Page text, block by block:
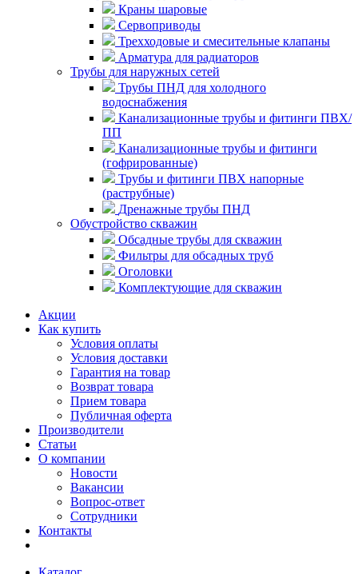
Краны шаровые
Сервоприводы
Трехходовые и смесительные клапаны
Арматура для радиаторов
Трубы для наружных сетей
Трубы ПНД для холодного
водоснабжения
Канализационные трубы и фитинги ПВХ/
ПП
Канализационные трубы и фитинги
(гофрированные)
Трубы и фитинги ПВХ напорные
(раструбные)
Дренажные трубы ПНД
Обустройство скважин
Обсадные трубы для скважин
Фильтры для обсадных труб
Оголовки
Комплектующие для скважин
Акции
Как купить
Условия оплаты
Условия доставки
Гарантия на товар
Возврат товара
Прием товара
Публичная оферта
Производители
Статьи
О компании
Новости
Вакансии
Вопрос-ответ
Сотрудники
Контакты